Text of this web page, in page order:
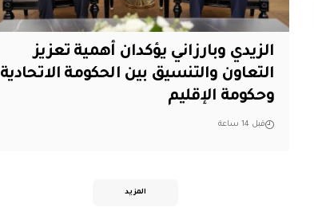
الزيدي وبارزاني يؤكدان أهمية تعزيز
التعاون والتنسيق بين الحكومة الاتحادية
وحكومة الإقليم
قبل 14 ساعة
المزيد